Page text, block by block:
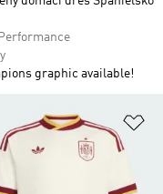
graphic available!
zoznamu želaných